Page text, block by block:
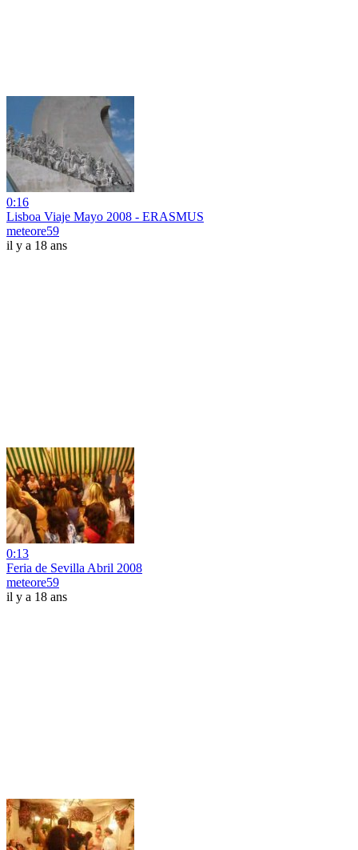
0:16
Lisboa Viaje Mayo 2008 - ERASMUS
meteore59
il y a 18 ans
0:13
Feria de Sevilla Abril 2008
meteore59
il y a 18 ans